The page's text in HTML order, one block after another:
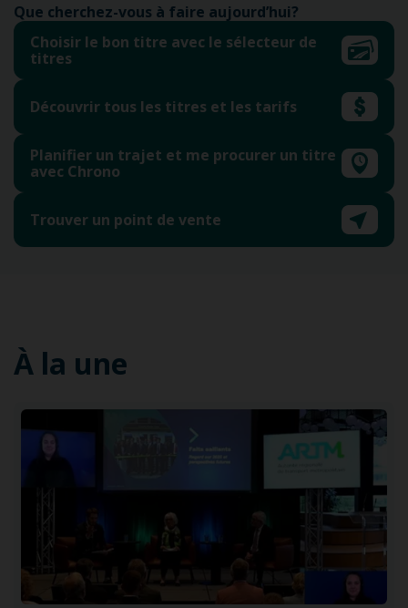
Que cherchez-vous à faire aujourd’hui?
Choisir le bon titre avec le sélecteur de
titres
Découvrir tous les titres et les tarifs
Planifier un trajet et me procurer un titre
avec Chrono
Trouver un point de vente
À la une